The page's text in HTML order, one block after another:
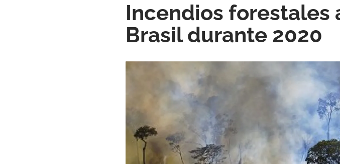
Incendios forestales
Brasil durante 2020